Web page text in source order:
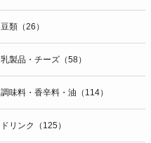
豆類（26）
乳製品・チーズ（58）
調味料・香辛料・油（114）
ドリンク（125）